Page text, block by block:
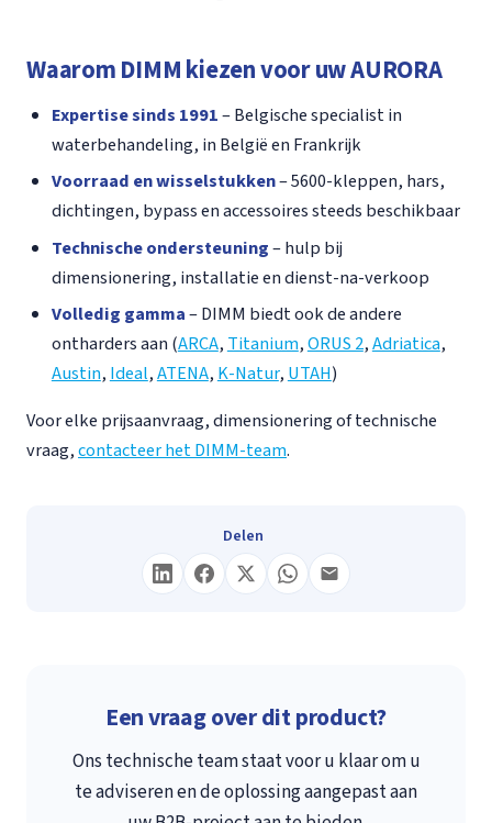
Waarom DIMM kiezen voor uw AURORA
Expertise sinds 1991– Belgische specialist in
waterbehandeling, in België en Frankrijk
Voorraad en wisselstukken– 5600-kleppen, hars,
dichtingen, bypass en accessoires steeds beschikbaar
Technische ondersteuning– hulp bij
dimensionering, installatie en dienst-na-verkoop
Volledig gamma– DIMM biedt ook de andere
ontharders aan (ARCA,Titanium,ORUS 2,Adriatica,
Austin,Ideal,ATENA,K-Natur,UTAH)
Voor elke prijsaanvraag, dimensionering of technische
vraag,contacteer het DIMM-team.
Delen
Een vraag over dit product?
Ons technische team staat voor u klaar om u
te adviseren en de oplossing aangepast aan